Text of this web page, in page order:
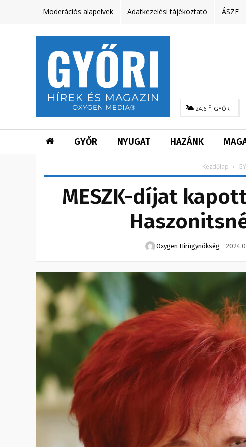
Moderációs alapelvek Adatkezelési tájékoztató ÁSZF
24.6 C GYŐR
GYŐR NYUGAT HAZÁNK
Kezdőlap
MESZK-díjat
Oxygen Hirügynökség -